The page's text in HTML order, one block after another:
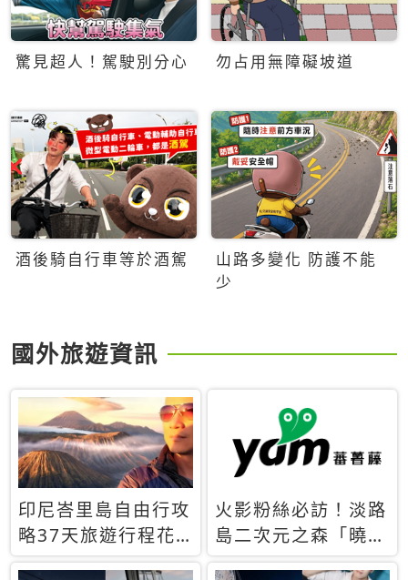
驚見超人！駕駛別分心 勿占用無障礙坡道
酒後騎自行車等於酒駕
山路多變化 防護不能
少
國外旅遊資訊
印尼峇里島自由行攻
略37天旅遊行程花
費5萬台幣 ❤️別等退
火影粉絲必訪！淡路
島二次元之森「曉」
解謎任務9月起全面